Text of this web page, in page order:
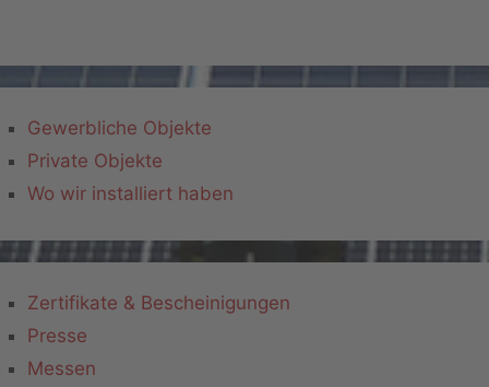
Gewerbliche Objekte
Private Objekte
Wo wir installiert haben
Zertifikate & Bescheinigungen
Presse
Messen